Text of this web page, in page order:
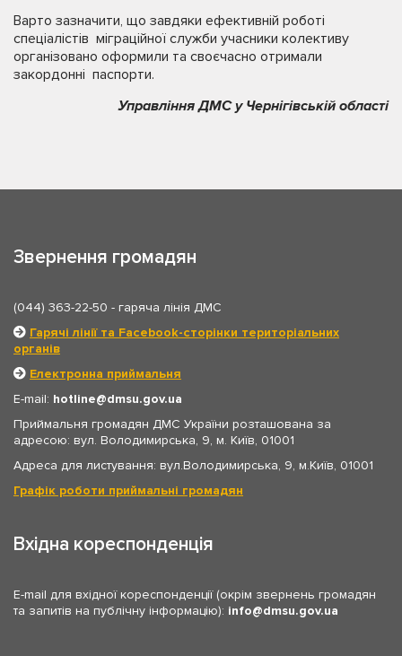
Варто зазначити, що завдяки ефективній роботі
спеціалістів міграційної служби учасники колективу
організовано оформили та своєчасно отримали
закордонні паспорти.
Управління ДМС у Чернігівській області
Звернення громадян
(044) 363-22-50 - гаряча лінія ДМС
Гарячі лінії та Facebook-сторінки територіальних
органів
Електронна приймальня
E-mail: hotline
dmsu.gov.ua
Приймальня громадян ДМС України розташована за
адресою: вул. Володимирська, 9, м. Київ, 01001
Адреса для листування: вул.Володимирська, 9, м.Київ, 01001
Графік роботи приймальні громадян
Вхідна кореспонденція
E-mail для вхідної кореспонденції (окрім звернень громадян
та запитів на публічну інформацію): info dmsu.gov.ua